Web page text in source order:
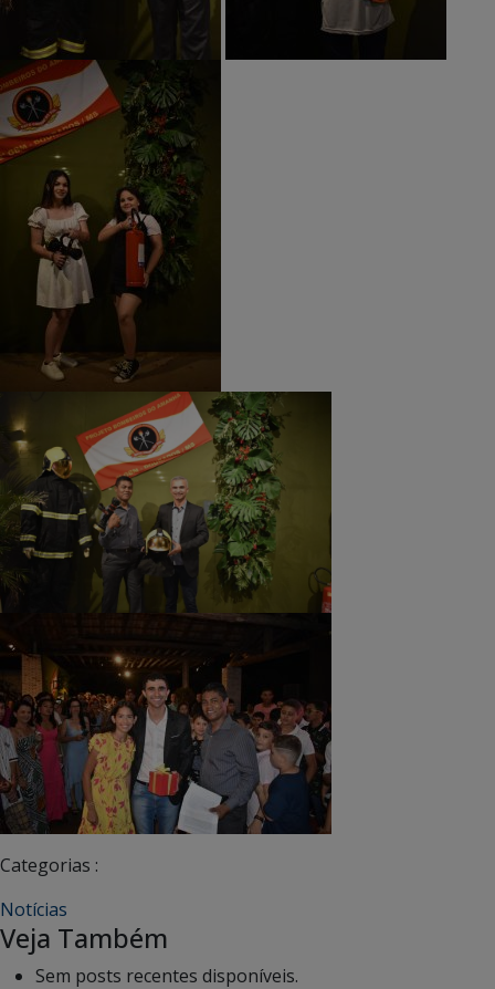
Categorias :
Notícias
Veja Também
Sem posts recentes disponíveis.